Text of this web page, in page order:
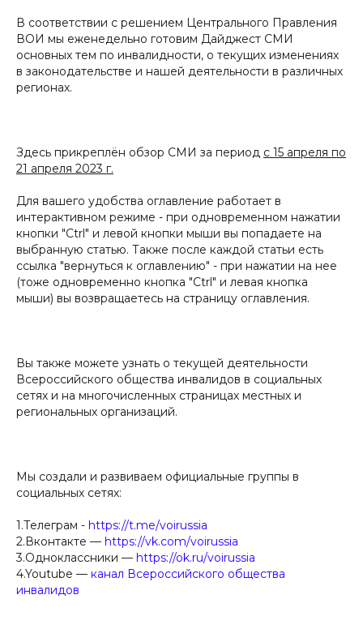
В соответствии с решением Центрального Правления
ВОИ мы еженедельно готовим Дайджест СМИ
основных тем по инвалидности, о текущих изменениях
в законодательстве и нашей деятельности в различных
регионах.
Здесь прикреплён обзор СМИ за период с 15 апреля по
21 апреля 2023 г.
Для вашего удобства оглавление работает в
интерактивном режиме - при одновременном нажатии
кнопки "Ctrl" и левой кнопки мыши вы попадаете на
выбранную статью. Также после каждой статьи есть
ссылка "вернуться к оглавлению" - при нажатии на нее
(тоже одновременно кнопка "Ctrl" и левая кнопка
мыши) вы возвращаетесь на страницу оглавления.
Вы также можете узнать о текущей деятельности
Всероссийского общества инвалидов в социальных
сетях и на многочисленных страницах местных и
региональных организаций.
Мы создали и развиваем официальные группы в
социальных сетях:
1.Телеграм - https://t.me/voirussia
2.Вконтакте — https://vk.com/voirussia
3.Одноклассники — https://ok.ru/voirussia
4.Youtube — канал Всероссийского общества
инвалидов